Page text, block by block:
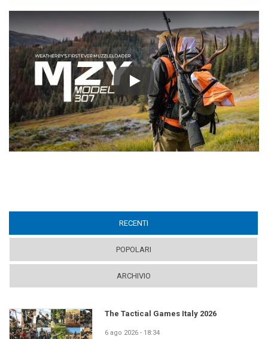
Play
RECENTI
POPOLARI
ARCHIVIO
The Tactical Games Italy 2026
6 ago 2026 - 18:34